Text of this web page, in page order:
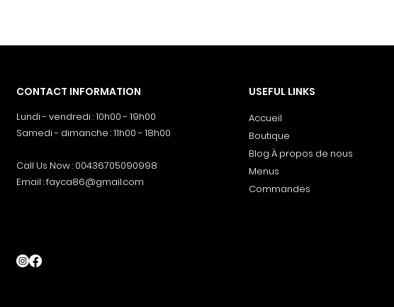
CONTACT INFORMATION
Lundi - vendredi : 10h00 - 19h00
Samedi - dimanche : 11h00 - 18h00
Call Us Now : 00436705090998
Email :fayca86@gmail.com
USEFUL LINKS
Accueil
Boutique
Blog À propos de nous
Menus
Commandes